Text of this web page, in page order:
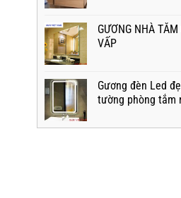
GƯƠNG NHÀ TẮM
VẤP
Gương đèn Led
tường phòng tắm